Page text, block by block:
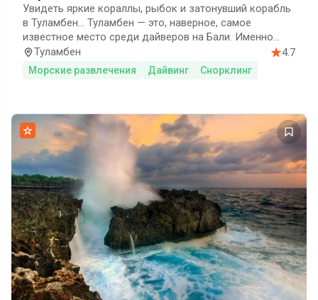
Увидеть яркие кораллы, рыбок и затонувший корабль
в Туламбен… Туламбен — это, наверное, самое
известное место среди дайверов на Бали. Именно
здесь находится американский военный корабль,
затонувший во время прохождения через пролив
Ломбок во Вторую мировую войну
Туламбен 4.7
Морские развлечения Дайвинг Снорклинг